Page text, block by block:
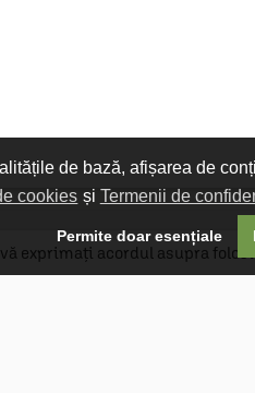
de bază, afișarea de
cookies și Termenii de
Permite doar esențiale
gratuită
exprimați acordul asupra